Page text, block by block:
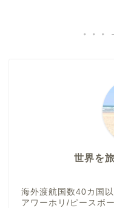
世界を
海外渡航国数40カ国
アワーホリ/ピースボ